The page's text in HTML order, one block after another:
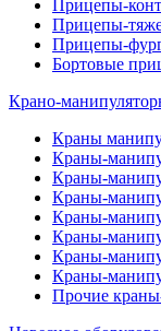
Прицепы-
Прицепы-
Прицепы-
Бортовые
Крано-
Краны
Краны-
Краны-
Краны-
Краны-
Краны-
Краны-
Краны-
Прочие